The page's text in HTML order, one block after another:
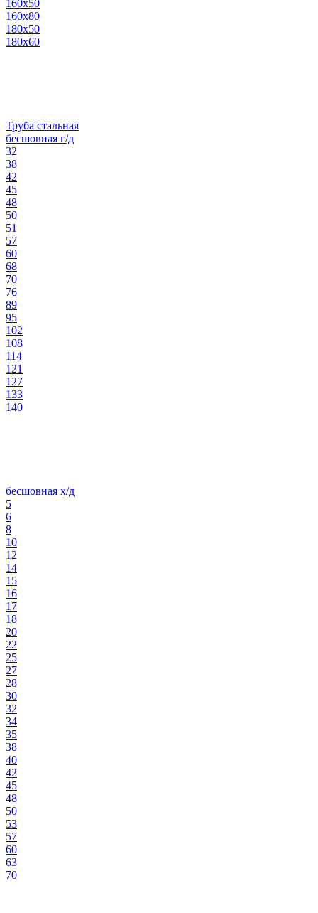
160х50
160х80
180х50
180х60
Труба стальная
бесшовная г/д
32
38
42
45
48
50
51
57
60
68
70
76
89
95
102
108
114
121
127
133
140
бесшовная х/д
5
6
8
10
12
14
15
16
17
18
20
22
25
27
28
30
32
34
35
38
40
42
45
48
50
53
57
60
63
70